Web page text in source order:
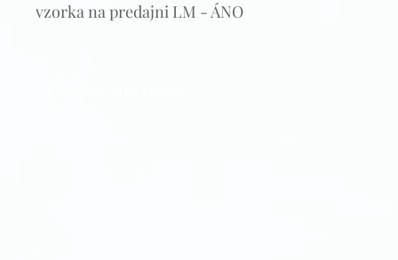
vzorka na predajni LM - ÁNO